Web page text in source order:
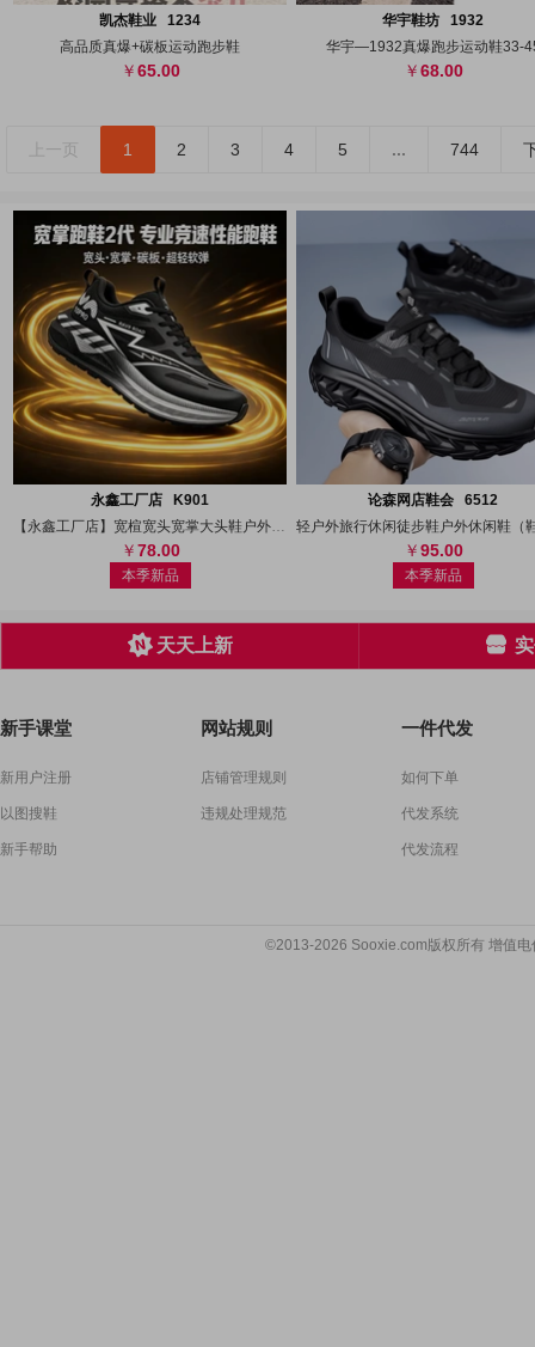
代发
凯杰鞋业 1234
高品质真爆+碳板运动跑步鞋
65.00
代发
华宇鞋坊 1932
华宇—1932真爆跑步运动鞋33-
68.00
上一页 1 2 3 4 5 ... 744
代发
永鑫工厂店 K901
【永鑫工厂店】宽楦宽头宽掌大头鞋户外运动
78.00
本季新品
代发
论森网店鞋会 6512
95.00
本季新品
天天上新
新手课堂
新用户注册
以图搜鞋
新手帮助
网站规则
店铺管理规则
违规处理规范
一件代发
如何下单
代发系统
代发流程
©2013-2026 Sooxie.com版权所有 增值